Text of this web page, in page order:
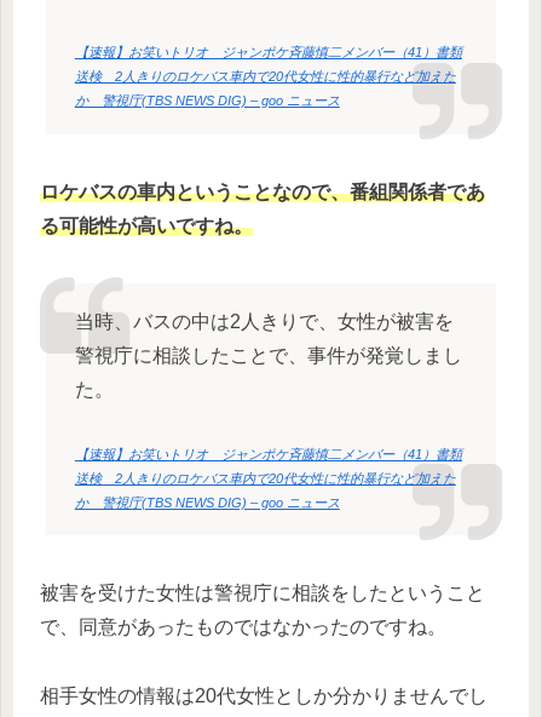
【速報】お笑いトリオ ジャンポケ斉藤慎二メンバー（41）書類
送検 2人きりのロケバス車内で20代女性に性的暴行など加えた
か 警視庁(TBS NEWS DIG) – goo ニュース
ロケバスの車内ということなので、番組関係者であ
る可能性が高いですね。
当時、バスの中は2人きりで、女性が被害を
警視庁に相談したことで、事件が発覚しまし
た。
【速報】お笑いトリオ ジャンポケ斉藤慎二メンバー（41）書類
送検 2人きりのロケバス車内で20代女性に性的暴行など加えた
か 警視庁(TBS NEWS DIG) – goo ニュース
被害を受けた女性は警視庁に相談をしたということ
で、同意があったものではなかったのですね。
相手女性の情報は20代女性としか分かりませんでし